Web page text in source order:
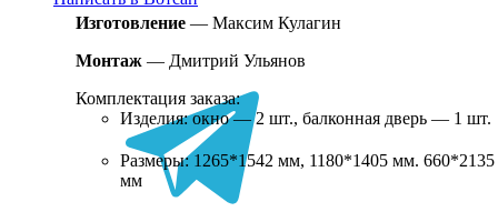
Изготовление — Максим Кулагин
Монтаж — Дмитрий Ульянов
Комплектация заказа:
Изделия: окно — 2 шт., балконная дверь — 1 шт.
Размеры: 1265*1542 мм, 1180*1405 мм. 660*2135
мм